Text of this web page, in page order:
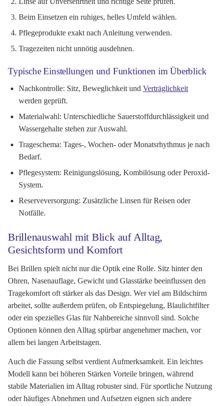
Beim Einsetzen ein ruhiges, helles Umfeld wählen.
Pflegeprodukte exakt nach Anleitung verwenden.
Tragezeiten nicht unnötig ausdehnen.
Typische Einstellungen und Funktionen im Überblick
Nachkontrolle: Sitz, Beweglichkeit und Verträglichkeit
werden geprüft.
Materialwahl: Unterschiedliche Sauerstoffdurchlässigkeit und
Wassergehalte stehen zur Auswahl.
Trageschema: Tages-, Wochen- oder Monatsrhythmus je nach
Bedarf.
Pflegesystem: Reinigungslösung, Kombilösung oder Peroxid-
System.
Reserveversorgung: Zusätzliche Linsen für Reisen oder
Notfälle.
Brillenauswahl mit Blick auf Alltag,
Gesichtsform und Komfort
Bei Brillen spielt nicht nur die Optik eine Rolle. Sitz hinter den
Ohren, Nasenauflage, Gewicht und Glasstärke beeinflussen den
Tragekomfort oft stärker als das Design. Wer viel am Bildschirm
arbeitet, sollte außerdem prüfen, ob Entspiegelung, Blaulichtfilter
oder ein spezielles Glas für Nahbereiche sinnvoll sind. Solche
Optionen können den Alltag spürbar angenehmer machen, vor
allem bei langen Arbeitstagen.
Auch die Fassung selbst verdient Aufmerksamkeit. Ein leichtes
Modell kann bei höheren Stärken Vorteile bringen, während
stabile Materialien im Alltag robuster sind. Für sportliche Nutzung
oder häufiges Abnehmen und Aufsetzen eignen sich andere